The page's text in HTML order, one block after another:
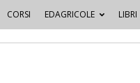
CORSI EDAGRICOLE LIBRI